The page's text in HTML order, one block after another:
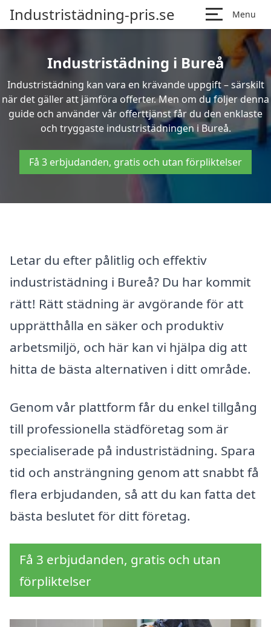
Industristädning-pris.se Menu
Industristädning i Bureå
Industristädning kan vara en krävande uppgift – särskilt
när det gäller att jämföra offerter. Men om du följer denna
guide och använder vår offerttjänst får du den enklaste
och tryggaste industristädningen i Bureå.
Få 3 erbjudanden, gratis och utan förpliktelser
Letar du efter pålitlig och effektiv
industristädning i Bureå? Du har kommit
rätt! Rätt städning är avgörande för att
upprätthålla en säker och produktiv
arbetsmiljö, och här kan vi hjälpa dig att
hitta de bästa alternativen i ditt område.
Genom vår plattform får du enkel tillgång
till professionella städföretag som är
specialiserade på industristädning. Spara
tid och ansträngning genom att snabbt få
flera erbjudanden, så att du kan fatta det
bästa beslutet för ditt företag.
Få 3 erbjudanden, gratis och utan
förpliktelser